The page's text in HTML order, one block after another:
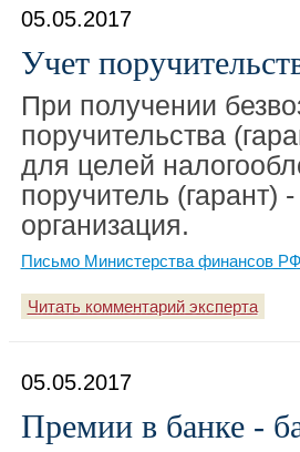
05.05.2017
Учет
При получении
поручительства
для целей
поручитель (гарант)
организация.
Письмо Министерства финансов
Читать комментарий эксперта
05.05.2017
Премии в банке -